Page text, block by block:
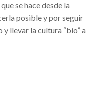
se hace desde la
posible y por seguir
llevar la cultura “bio” a